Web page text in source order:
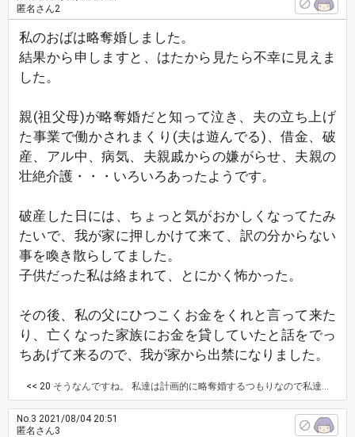
匿名さん2
私のおばは略奪婚しました。
結果から申しますと、はたから見たら不幸に見えま
した。
親(祖父母)が略奪婚だと知って泣き、夫の立ち上げ
た事業で働かされまくり(夫は遊んでる)、借金、破
産、アル中、病気、夫親戚からの嫌がらせ、夫親の
壮絶介護・・・いろいろあったようです。
破産した日には、ちょっと気がおかしくなってたみ
たいで、我が家に押しかけて来て、訳の分からない
事を喚き散らしてました。
子供だった私は絡まれて、とにかく怖かった。
その後、私の父にひつこくお金をくれと言って来た
り、亡くなった家族にお金を貸していたと話をでっ
ちあげて来るので、我が家から出禁になりました。
<< 20 そうなんですね。 私達は計画的に略奪婚するつもりなので私達いがいには知られないように結婚するつもりでいます。もちろん両親にも話すつもりはないです。
No.3 2021/08/04 20:51
匿名さん3